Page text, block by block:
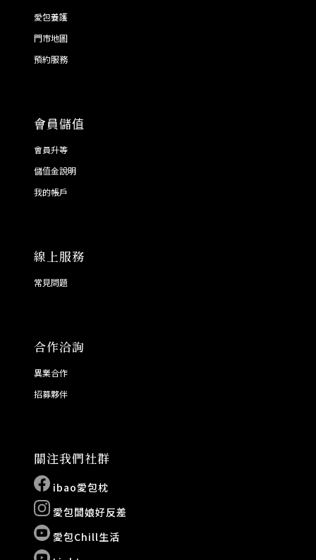
愛包養護
門市地圖
預約服務
會員儲值
會員升等
儲值金說明
我的帳戶
線上服務
常見問題
合作洽詢
異業合作
招募夥伴
關注我們社群
ibao愛包枕
愛包闆娘好反差
愛包Chill生活